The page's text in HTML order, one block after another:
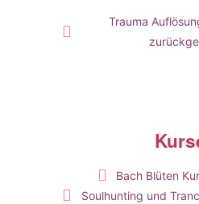
Trauma
Bach Blüten
Soulhunting und